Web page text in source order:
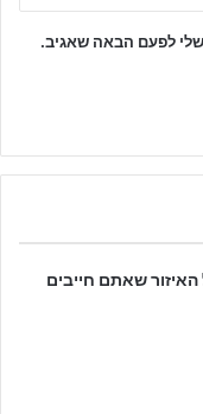
לפעם הבאה שאגיב.
שאתם חייבים